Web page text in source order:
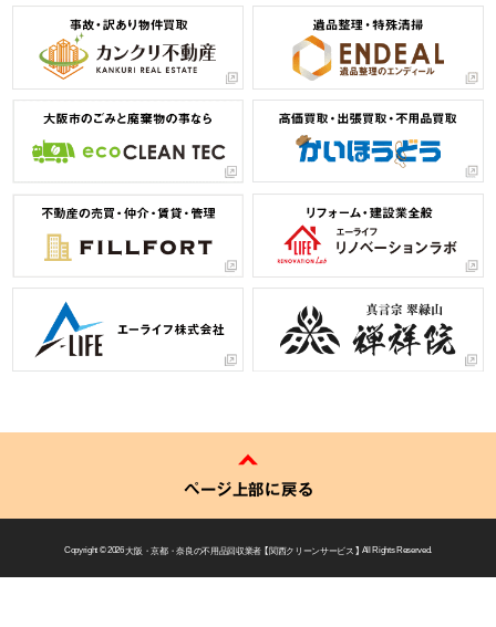
ページ上部に戻る
Copyright © 2026大阪・京都・奈良の不用品回収業者 【 関西クリーンサービス 】 All Rights Reserved.